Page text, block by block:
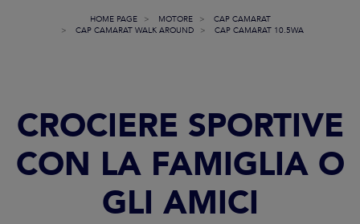
HOME PAGE MOTORE
CAP CAMARAT
CAP CAMARAT WALK AROUND
CAP CAMARAT 10.5WA
CROCIERE SPORTIVE
CON LA FAMIGLIA O
GLI AMICI